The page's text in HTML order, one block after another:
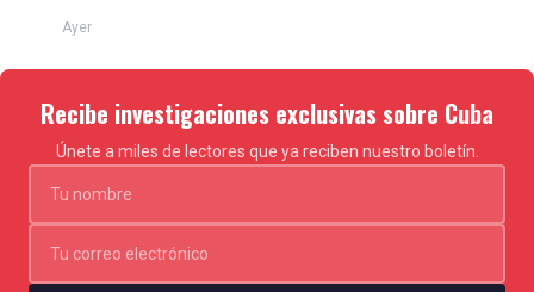
Ayer
Recibe investigaciones exclusivas sobre Cuba
Únete a miles de lectores que ya reciben nuestro boletín.